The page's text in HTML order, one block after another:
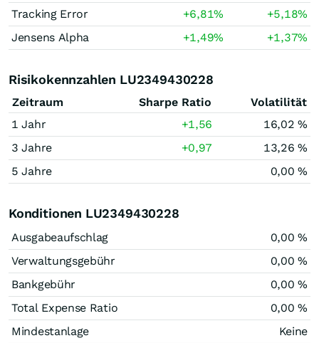
Tracking Error
+6,81% +5,18%
Jensens Alpha
+1,49% +1,37%
Risikokennzahlen LU2349430228
Zeitraum Sharpe Ratio
Volatilität
1 Jahr
+1,56
16,02 %
3 Jahre
+0,97
13,26 %
5 Jahre
0,00 %
Konditionen LU2349430228
Ausgabeaufschlag
0,00 %
Verwaltungsgebühr
0,00 %
Bankgebühr
0,00 %
Total Expense Ratio
0,00 %
Mindestanlage
Keine